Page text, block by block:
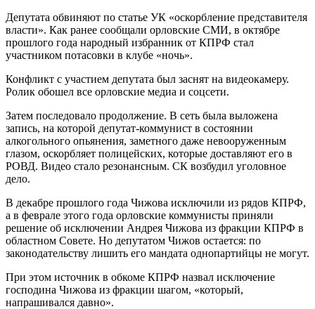
Депутата обвиняют по статье УК «оскорбление представителя
власти». Как ранее сообщали орловские СМИ, в октябре
прошлого года народный избранник от КПРФ стал
участником потасовки в клубе «ночь».
Конфликт с участием депутата был заснят на видеокамеру.
Ролик обошел все орловские медиа и соцсети.
Затем последовало продолжение. В сеть была выложена
запись, на которой депутат-коммунист в состоянии
алкогольного опьянения, заметного даже невооруженным
глазом, оскорбляет полицейских, которые доставляют его в
РОВД. Видео стало резонансным. СК возбудил уголовное
дело.
В декабре прошлого года Чижова исключили из рядов КПРФ,
а в феврале этого года орловские коммунисты приняли
решение об исключении Андрея Чижова из фракции КПРФ в
областном Совете. Но депутатом Чижов остается: по
законодательству лишить его мандата однопартийцы не могут.
При этом источник в обкоме КПРФ назвал исключение
господина Чижова из фракции шагом, «который,
напрашивался давно».